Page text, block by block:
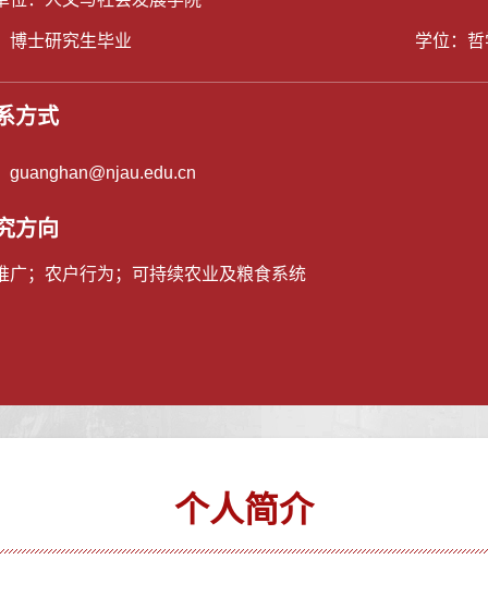
博士研究生毕业 学位：
方式
guanghan@njau.edu.cn
方向
广；农户行为；可持续农业及粮食系统
个人简介